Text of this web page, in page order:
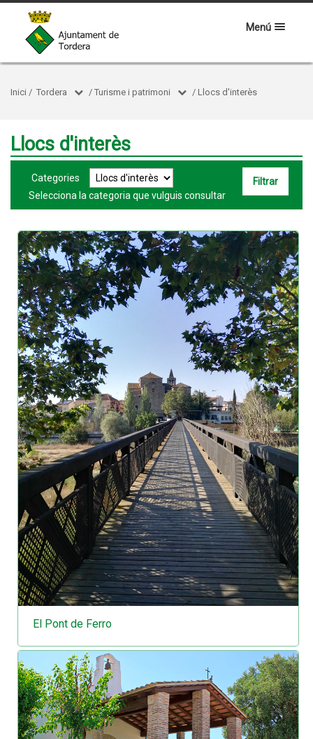
Menú
Inici / Tordera / Turisme i patrimoni / Llocs d'interès
Llocs d'interès
Categories
Selecciona la categoria que vulguis consultar
El Pont de Ferro